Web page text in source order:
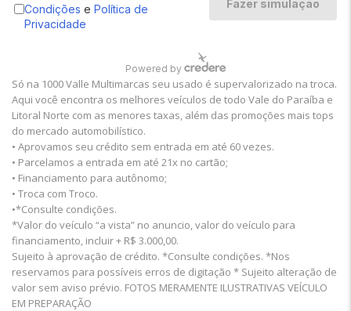
Só na 1000 Valle Multimarcas seu usado é supervalorizado na troca.
Aqui você encontra os melhores veículos de todo Vale do Paraíba e
Litoral Norte com as menores taxas, além das promoções mais tops
do mercado automobilístico.
• Aprovamos seu crédito sem entrada em até 60 vezes.
• Parcelamos a entrada em até 21x no cartão;
• Financiamento para autônomo;
• Troca com Troco.
•*Consulte condições.
*Valor do veículo “a vista” no anuncio, valor do veículo para
financiamento, incluir + R$ 3.000,00.
Sujeito à aprovação de crédito. *Consulte condições. *Nos
reservamos para possíveis erros de digitação * Sujeito alteração de
valor sem aviso prévio. FOTOS MERAMENTE ILUSTRATIVAS VEÍCULO
EM PREPARAÇÃO